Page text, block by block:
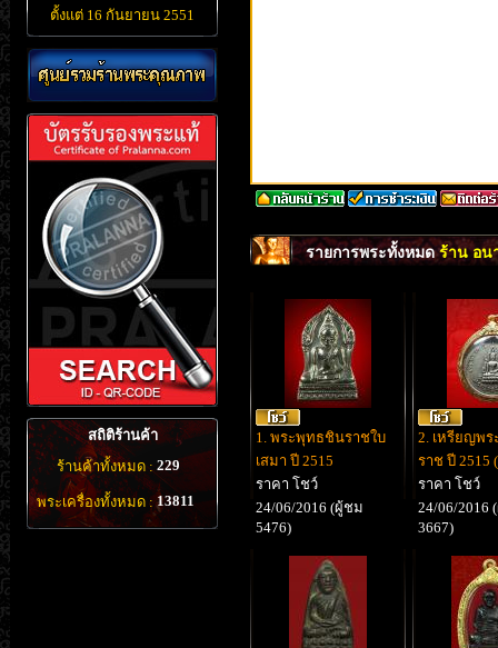
ตั้งแต่ 16 กันยายน 2551
สถิติร้านค้า
ร้านค้าทั้งหมด : 229
พระเครื่องทั้งหมด : 13811
รายการพระทั้งหมดร้าน อน
1. พระพุทธชินราชใบ
เสมา ปี 2515
ราคา โชว์
24/06/2016 (ผู้ชม
5476)
2. เหรียญพ
ราช ปี
ราคา โชว์
24/06/2016
3667)